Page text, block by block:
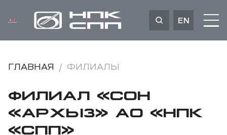
EN
ГЛАВНАЯ ФИЛИАЛЫ
ФИЛИАЛ «СОН
«АРХЫЗ» АО «НПК
«СПП»